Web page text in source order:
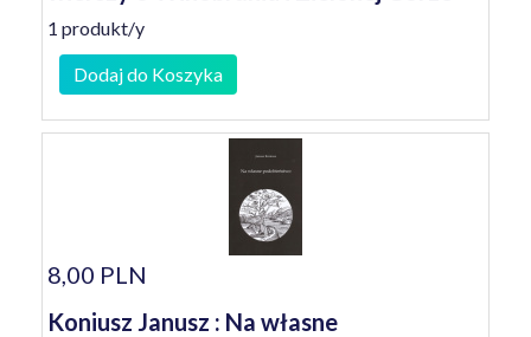
1 produkt/y
Dodaj do Koszyka
8,00 PLN
Koniusz Janusz : Na własne